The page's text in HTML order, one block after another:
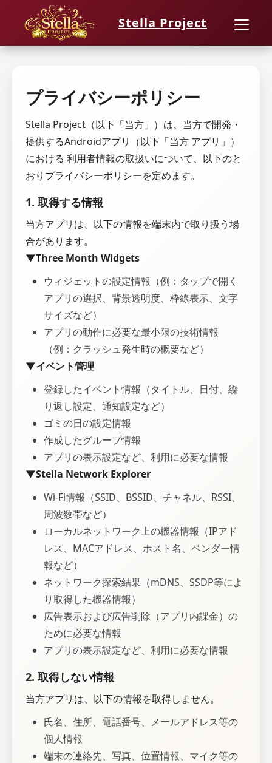
Stella Project
プライバシーポリシー
Stella Project（以下「当方」）は、当方で開発・
提供するAndroidアプリ（以下「当方 アプリ」）
における 利用者情報の取扱いについて、以下のと
おりプライバシーポリシーを定めます。
1. 取得する情報
当方アプリは、以下の情報を端末内で取り扱う場
合があります。
▼Three Month Widgets
ウィジェットの設定情報（例：タップで開く
アプリの選択、背景透明度、枠線表示、文字
サイズなど）
アプリの動作に必要な最小限の技術情報
（例：クラッシュ発生時の概要など）
▼イベント管理
登録したイベント情報（タイトル、日付、繰
り返し設定、通知設定など）
ゴミの日の設定情報
作成したグループ情報
アプリの表示設定など、利用に必要な情報
▼Stella Network Explorer
Wi-Fi情報（SSID、BSSID、チャネル、RSSI、
周波数帯など）
ローカルネットワーク上の機器情報（IPアド
レス、MACアドレス、ホスト名、ベンダー情
報など）
ネットワーク探索結果（mDNS、SSDP等によ
り取得した機器情報）
広告表示および広告削除（アプリ内課金）の
ために必要な情報
アプリの表示設定など、利用に必要な情報
2. 取得しない情報
当方アプリは、以下の情報を取得しません。
氏名、住所、電話番号、メールアドレス等の
個人情報
端末の連絡先、写真、位置情報、マイク等の